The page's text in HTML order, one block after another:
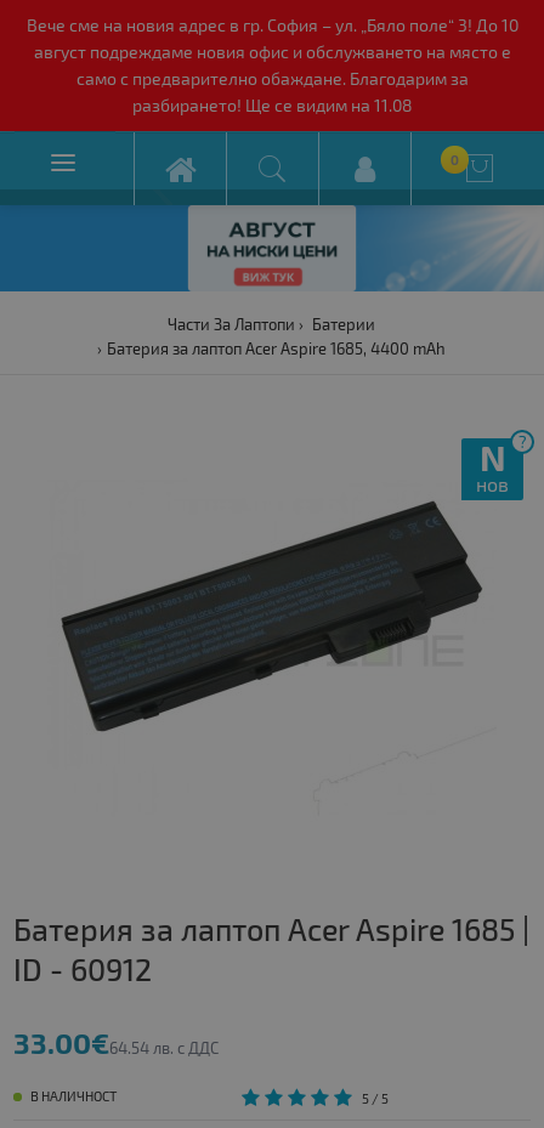
Вече сме на новия адрес в гр. София – ул. „Бяло поле“ 3! До 10
август подреждаме новия офис и обслужването на място е
само с предварително обаждане. Благодарим за
разбирането! Ще се видим на 11.08
 0 
Части За Лаптопи
Батерии
Батерия за лаптоп Acer Aspire 1685, 4400 mAh
?
N
нов
Батерия за лаптоп Acer Aspire 1685 |
ID - 60912
33.00€64.54 лв. с ДДС
В НАЛИЧНОСТ 5/ 5